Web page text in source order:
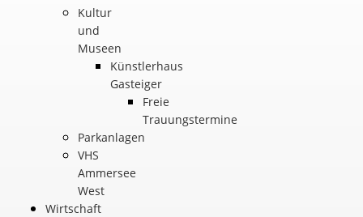
Kultur
und
Museen
Künstlerhaus
Gasteiger
Freie
Trauungstermine
Parkanlagen
VHS
Ammersee
West
Wirtschaft